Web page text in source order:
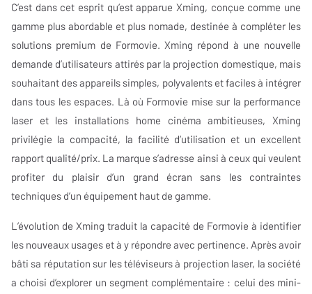
C’est dans cet esprit qu’est apparue Xming, conçue comme une
gamme plus abordable et plus nomade, destinée à compléter les
solutions premium de Formovie. Xming répond à une nouvelle
demande d’utilisateurs attirés par la projection domestique, mais
souhaitant des appareils simples, polyvalents et faciles à intégrer
dans tous les espaces. Là où Formovie mise sur la performance
laser et les installations home cinéma ambitieuses, Xming
privilégie la compacité, la facilité d’utilisation et un excellent
rapport qualité/prix. La marque s’adresse ainsi à ceux qui veulent
profiter du plaisir d’un grand écran sans les contraintes
techniques d’un équipement haut de gamme.
L’évolution de Xming traduit la capacité de Formovie à identifier
les nouveaux usages et à y répondre avec pertinence. Après avoir
bâti sa réputation sur les téléviseurs à projection laser, la société
a choisi d’explorer un segment complémentaire : celui des mini-